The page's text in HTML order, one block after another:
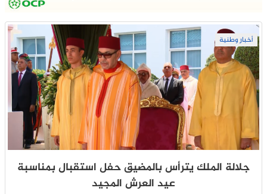
أخبار وطنية
جلالة الملك يترأس بالمضيق حفل استقبال بمناسبة
عيد العرش المجيد